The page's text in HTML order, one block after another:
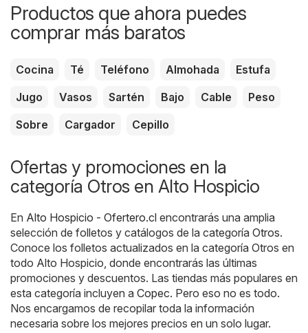
Productos que ahora puedes
comprar más baratos
Cocina Té Teléfono Almohada
Estufa
Jugo
Vasos Sartén Bajo Cable
Peso
Sobre
Cargador Cepillo
Ofertas y promociones en la
categoría Otros en Alto Hospicio
En Alto Hospicio - Ofertero.cl encontrarás una amplia
selección de folletos y catálogos de la categoría Otros.
Conoce los folletos actualizados en la categoría Otros en
todo Alto Hospicio, donde encontrarás las últimas
promociones y descuentos. Las tiendas más populares en
esta categoría incluyen a Copec. Pero eso no es todo.
Nos encargamos de recopilar toda la información
necesaria sobre los mejores precios en un solo lugar.